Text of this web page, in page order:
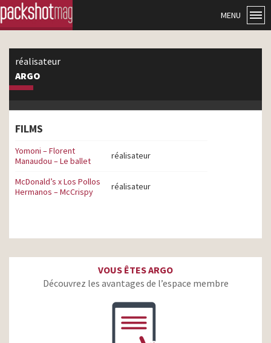
MENU
réalisateur
ARGO
FILMS
Yomoni – Florent
Manaudou – Le ballet
réalisateur
McDonald’s x Los Pollos
Hermanos – McCrispy
réalisateur
VOUS ÊTES ARGO
Découvrez les avantages de l’espace membre